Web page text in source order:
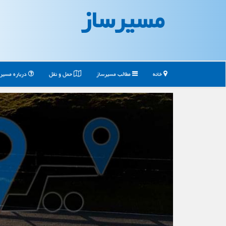
مسیرساز
خانه مطالب مسیرساز حمل و نقل درباره